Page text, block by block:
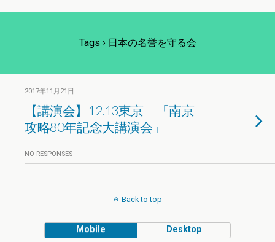
Tags › 日本の名誉を守る会
2017年11月21日
【講演会】12.13東京 「南京
攻略80年記念大講演会」
NO RESPONSES
Back to top
Mobile Desktop